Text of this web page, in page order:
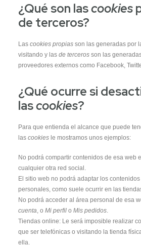
¿Qué son lascookies
de terceros?
Las cookies propias son las generadas por
visitando y las de terceros son las
proveedores externos como Facebook,
¿Qué ocurre si
lascookies?
Para que entienda el alcance que puede
las cookies le mostramos unos ejemplos:
No podrá compartir contenidos de esa web
cualquier otra red social.
El sitio web no podrá adaptar los
personales, como suele ocurrir en las
No podrá acceder al área personal de esa
cuenta, o Mi perfil o Mis pedidos.
Tiendas online: Le será imposible realizar
que ser telefónicas o visitando la tienda
ella.
we can
improve the
functionality
and structure
website,
how the
website is
used.
Experiencia
Para que
mejor posible
durante tu
cookies,
algunas
funcionalidades
desaparecerán
de la web. To
make our
website work
as well as
possible during
your visit. If
you reject
these cookies,
some